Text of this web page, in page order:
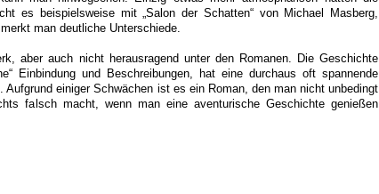
es beispielsweise mit „Salon der Schatten“ von Michael Masberg,
man deutliche Unterschiede.
aber auch nicht herausragend unter den Romanen. Die Geschichte
Einbindung und Beschreibungen, hat eine durchaus oft spannende
Aufgrund einiger Schwächen ist es ein Roman, den man nicht unbedingt
falsch macht, wenn man eine aventurische Geschichte genießen